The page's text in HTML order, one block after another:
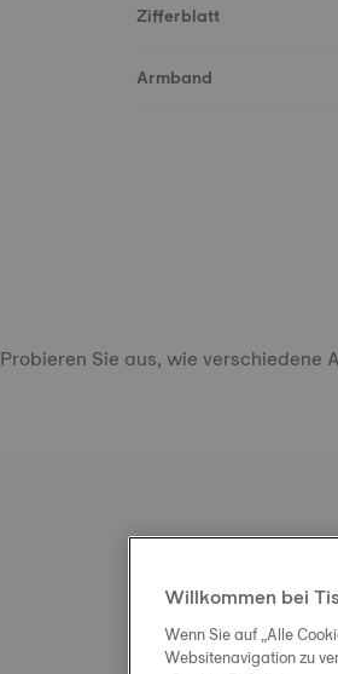
Zifferblatt
Armband
Probieren Sie aus, wie verschiedene
Willkommen bei
Wenn Sie auf „Alle
Websitenavigation zu